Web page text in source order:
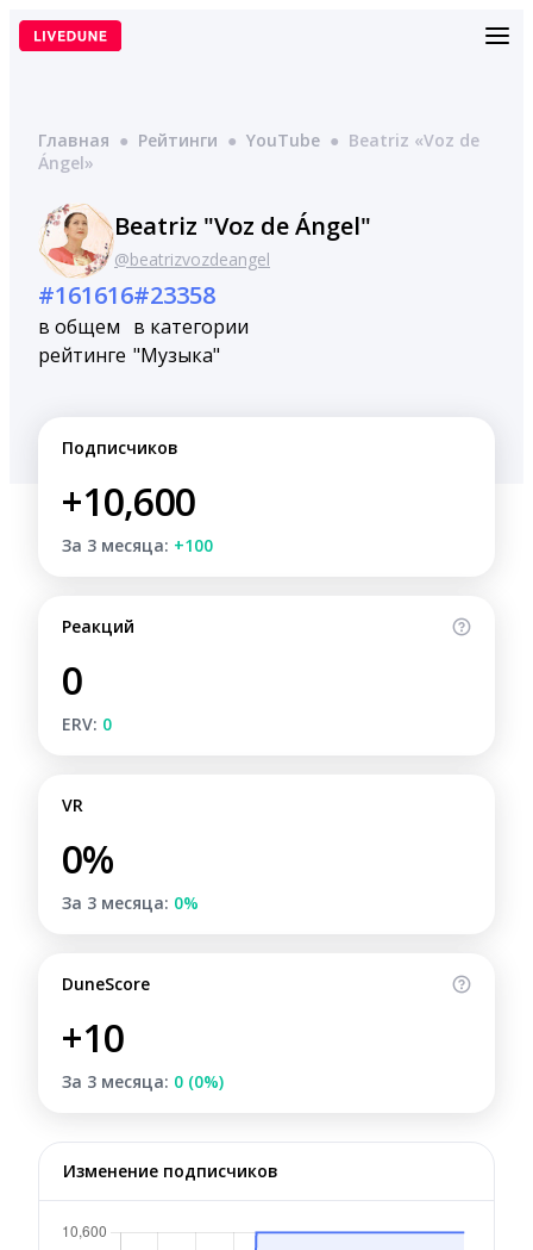
Перейти
Главная ● Рейтинги ● YouTube ● Beatriz «Voz de
Ángel»
Beatriz "Voz de Ángel"
@beatrizvozdeangel
#161616
в общем
рейтинге
#23358
в категории
"Музыка"
Подписчиков
+10,600
За 3 месяца: +100
Реакций
0
ERV: 0
VR
0%
За 3 месяца: 0%
DuneScore
+10
За 3 месяца: 0 (0%)
Изменение подписчиков